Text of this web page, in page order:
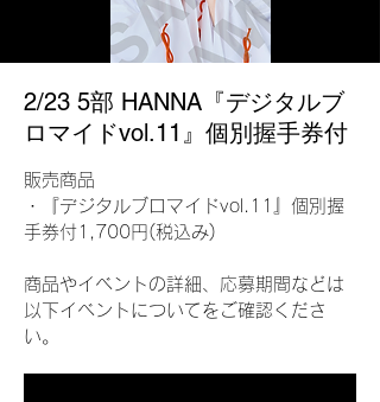
2/23 5部 HANNA『デジタルブ
ロマイドvol.11』個別握手券付
販売商品
・『デジタルブロマイドvol.11』個別握
手券付1,700円(税込み)
商品やイベントの詳細、応募期間などは
以下イベントについてをご確認くださ
い。